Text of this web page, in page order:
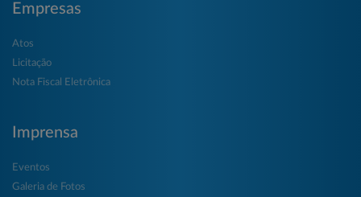
Empresas
Atos
Licitação
Nota Fiscal Eletrônica
Imprensa
Eventos
Galeria de Fotos